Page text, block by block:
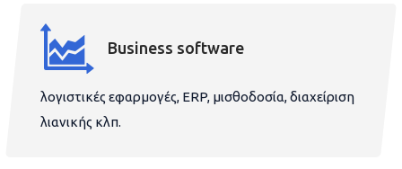
Business software
λογιστικές εφαρμογές, ERP, μισθοδοσία, διαχείριση
λιανικής κλπ.